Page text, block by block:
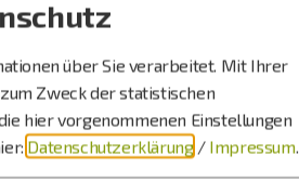
über Sie verarbeitet. Mit Ihrer
Zweck der statistischen
hier vorgenommenen Einstellungen
Datenschutzerklärung / Impressum.